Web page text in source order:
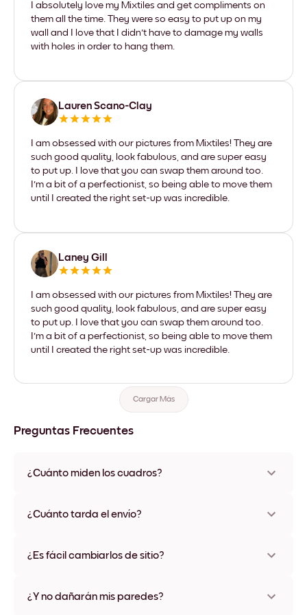
I absolutely love my Mixtiles and get compliments on
them all the time. They were so easy to put up on my
wall and I love that I didn't have to damage my walls
with holes in order to hang them.
Lauren Scano-Clay
I am obsessed with our pictures from Mixtiles! They are
such good quality, look fabulous, and are super easy
to put up. I love that you can swap them around too.
I'm a bit of a perfectionist, so being able to move them
until I created the right set-up was incredible.
Laney Gill
I am obsessed with our pictures from Mixtiles! They are
such good quality, look fabulous, and are super easy
to put up. I love that you can swap them around too.
I'm a bit of a perfectionist, so being able to move them
until I created the right set-up was incredible.
Cargar Más
Preguntas Frecuentes
¿Cuánto miden los cuadros?
varios materiales y colores de marco, incluidas opciones sin
¿Cuánto tarda el envío?
disponibles en algunos países. Te enviaremos un número de
¿Es fácil cambiarlos de sitio?
ningún daño
¿Y no dañarán mis paredes?